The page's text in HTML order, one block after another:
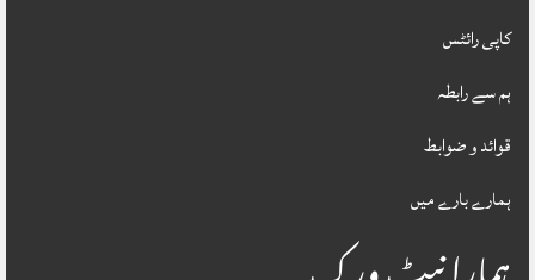
کاپی رائٹس
ہم سے رابطہ
قوائد و ضوابط
ہمارے بارے میں